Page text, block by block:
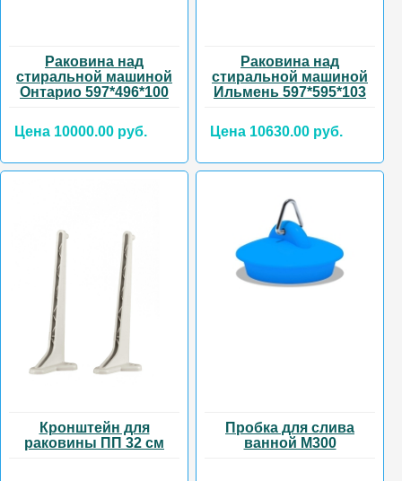
Раковина над
стиральной машиной
Онтарио 597*496*100
Цена 10000.00 руб.
Раковина над
стиральной машиной
Ильмень 597*595*103
Цена 10630.00 руб.
Кронштейн для
раковины ПП 32 см
Пробка для слива
ванной М300